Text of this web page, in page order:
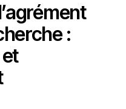
: